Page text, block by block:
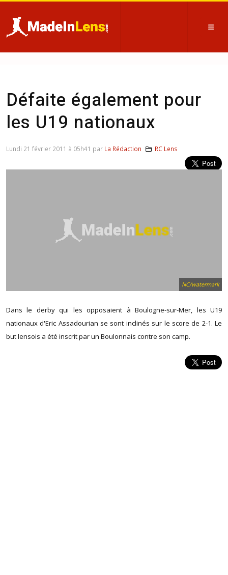
Défaite également pour
les U19 nationaux
NC/watermark
Dans le derby qui les opposaient à Boulogne-sur-Mer, les U19
nationaux d'Eric Assadourian se sont inclinés sur le score de 2-1. Le
but lensois a été inscrit par un Boulonnais contre son camp.
Lundi 21 février 2011 à 05h41 par La Rédaction RC Lens